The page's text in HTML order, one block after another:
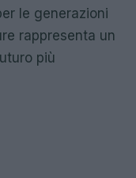
le generazioni
rappresenta un
più